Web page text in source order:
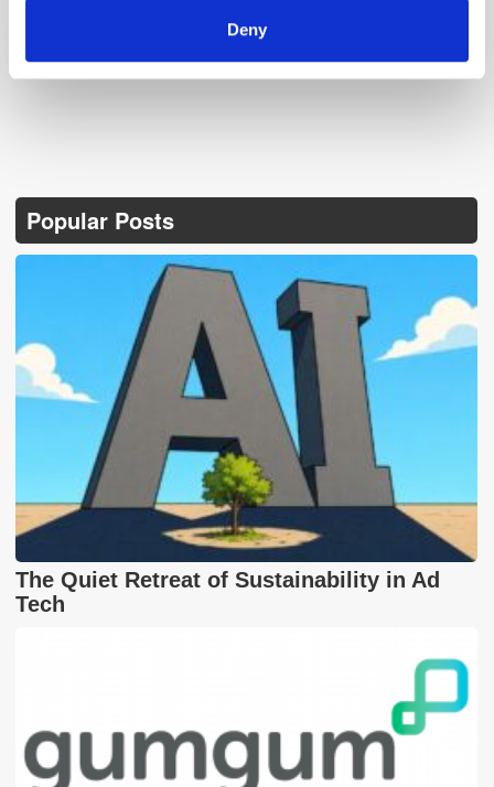
Deny
Popular Posts
The Quiet Retreat of Sustainability in Ad
Tech